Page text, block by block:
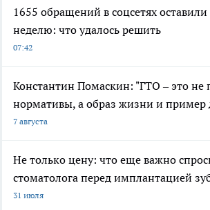
1655 обращений в соцсетях
неделю: что удалось решить
07:42
Константин Помаскин: "ГТО – это не
нормативы, а образ жизни и пример
7 августа
Не только цену: что еще важно
стоматолога перед имплантацией
31 июля